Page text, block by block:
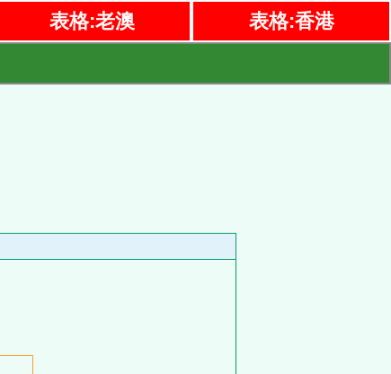
表格:老澳
表格:香港